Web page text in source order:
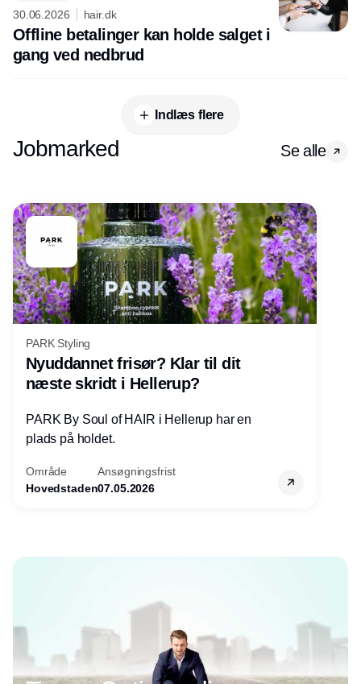
30.06.2026 hair.dk
Offline betalinger kan holde salget i
gang ved nedbrud
Indlæs flere
Jobmarked Se alle
PARK Styling
Nyuddannet frisør? Klar til dit
næste skridt i Hellerup?
PARK By Soul of HAIR i Hellerup har en
plads på holdet.
Område
Hovedstaden
Ansøgningsfrist
07.05.2026